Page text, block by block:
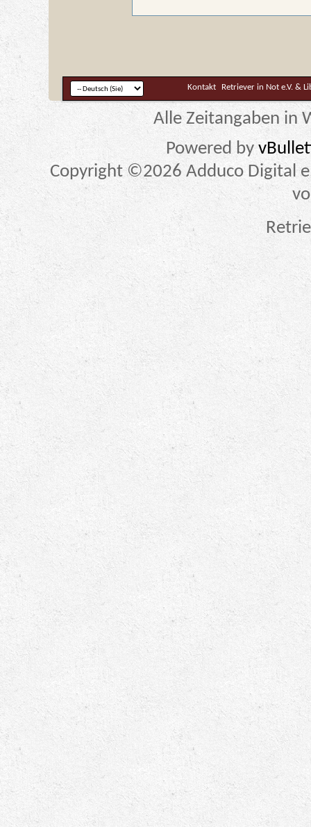
Kontakt Retriever in Not e.V. &
Alle Zeitangaben in
Powered by
Copyright ©2026 Adduco Digital